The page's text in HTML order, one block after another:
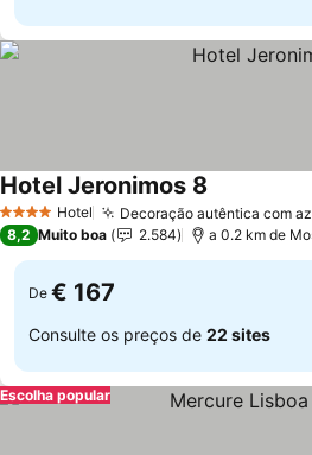
4 EstrelasHotel Decoração autêntica com
Hotel Jeronimos 8
8,2 Muito boa 2.584 a 0.2 km de
De € 167
Consulte os preços de 22 sites
Escolha popular